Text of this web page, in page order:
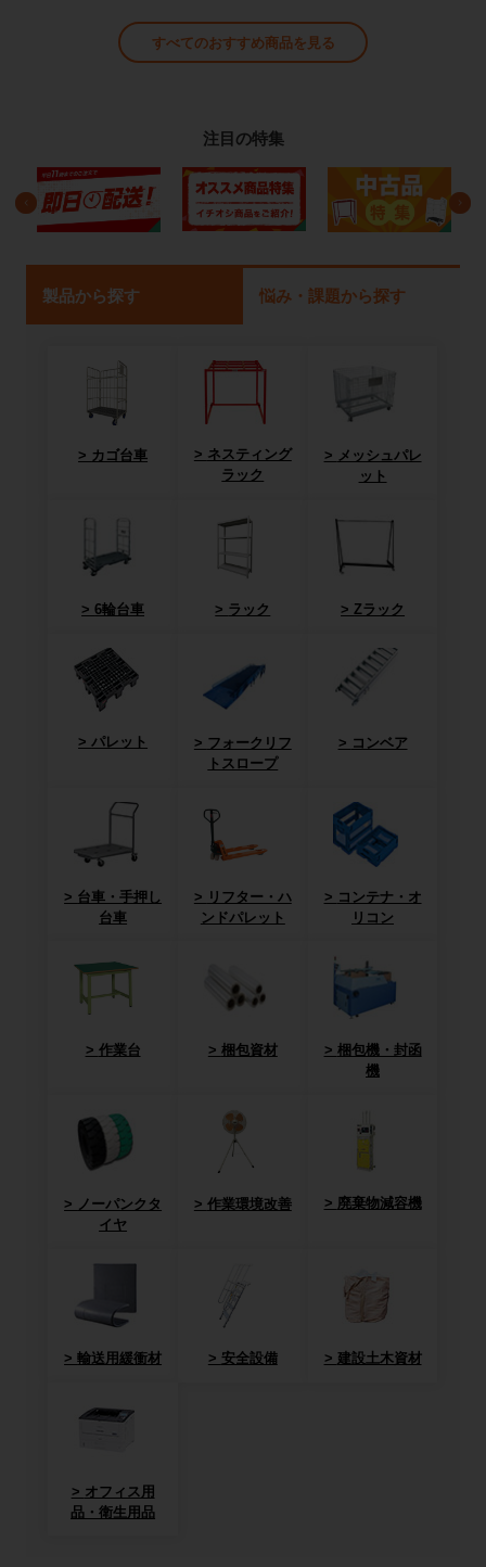
すべてのおすすめ商品を見る
注目の特集
製品から探す 悩み・課題から探す
カゴ台車
ネスティング
ラック
メッシュパレ
ット
6輪台車 ラック Zラック
パレット
フォークリフ
トスロープ
コンベア
台車・手押し
台車
リフター・ハ
ンドパレット
コンテナ・オ
リコン
作業台 梱包資材
梱包機・封函
機
ノーパンクタ
イヤ
作業環境改善 廃棄物減容機
輸送用緩衝材 安全設備 建設土木資材
オフィス用
品・衛生用品